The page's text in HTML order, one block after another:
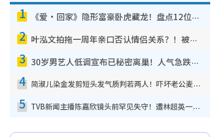
1 《爱·回家》隐形富豪卧虎藏龙！盘点12位财气逼人的有钱艺人：这位美女3亿身家不愁做
2 叶泓文拍拖一周年亲口否认情侣关系？！被质疑感情造假竟称GM“普通同事”
3 30岁男艺人低调宣布已秘密离巢！人气急跌变失踪人口：“这几年过得并不容易”
4 简淑儿染金发剪短头发气质判若两人！吓坏老公麦大力都认不出：“你做什么？”
5 TVB新闻主播陈嘉欣镜头前罕见失守！遭林超英一句话突袭吓坏当场大笑